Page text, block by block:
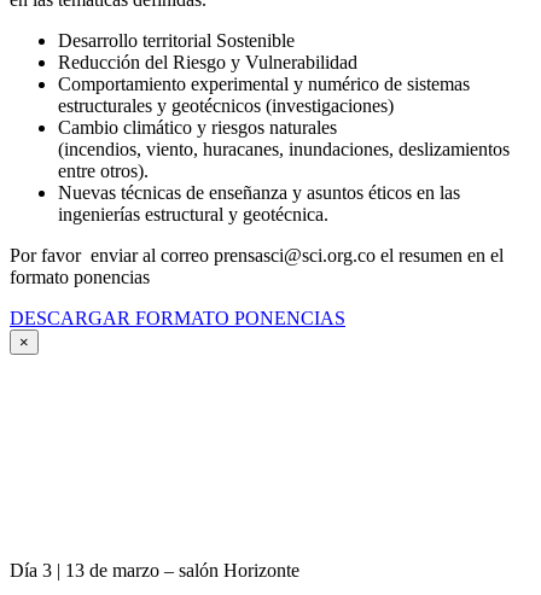
Desarrollo territorial Sostenible
Reducción del Riesgo y Vulnerabilidad
Comportamiento experimental y numérico de sistemas
estructurales y geotécnicos (investigaciones)
Cambio climático y riesgos naturales
(incendios, viento, huracanes, inundaciones, deslizamientos
entre otros).
Nuevas técnicas de enseñanza y asuntos éticos en las
ingenierías estructural y geotécnica.
Por favor enviar al correo prensasci@sci.org.co el resumen en el
formato ponencias
DESCARGAR FORMATO PONENCIAS
×
Día 3 | 13 de marzo – salón Horizonte